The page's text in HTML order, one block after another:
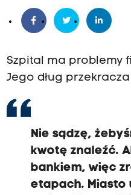
Szpital ma problemy
Jego dług przekracza
Nie sądzę,
kwotę znaleźć.
bankiem, więc
etapach. Miasto